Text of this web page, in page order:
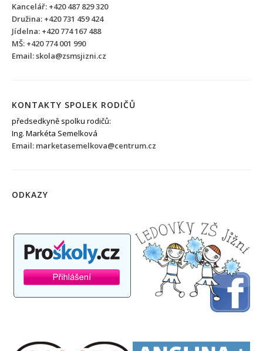
Kancelář: +420 487 829 320
Družina: +420 731 459 424
Jídelna: +420 774 167 488
MŠ: +420 774 001 990
Email: skola@zsmsjizni.cz
KONTAKTY SPOLEK RODIČŮ
předsedkyně spolku rodičů:
Ing. Markéta Semelková
Email: marketasemelkova@centrum.cz
ODKAZY